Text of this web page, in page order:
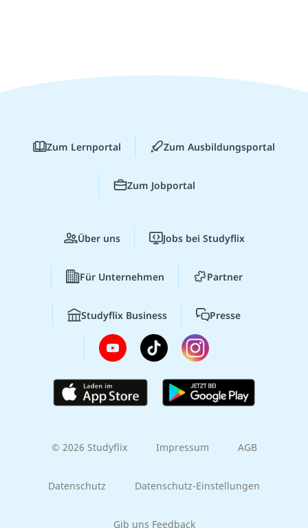
Zum Lernportal Zum Ausbildungsportal
Zum Jobportal
Über uns Jobs bei Studyflix
Für Unternehmen Partner
Studyflix Business Presse
© 2026 Studyflix Impressum AGB
Datenschutz Datenschutz-Einstellungen
Gib uns Feedback